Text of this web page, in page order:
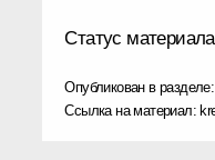
Статус материала
Опубликован в разделе:
Ссылка на материал: